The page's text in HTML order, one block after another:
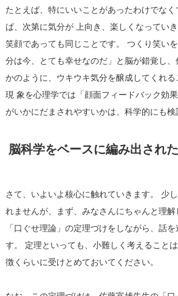
たとえば、特にいいことがあったわけでな
ば、次第に気分が 上向き、楽しくなってい
笑顔であっても同じことです。 つくり笑い
分は今、とても幸せなのだ」と脳が錯覚し
かのように、ウキウキ気分を醸成してくれ
現 象を心理学では「顔面フィードバック効
がいかにだまされやすいかは、科学的にも検
脳科学をベースに編み出され
さて、いよいよ核心に触れていきます。 少
れませんが、まず、みなさんにちゃんと理解
「口ぐせ理論」の定理づけをしながら、話
す。 定理といっても、小難しく考えること
徴くらいに受けとめておいてください。